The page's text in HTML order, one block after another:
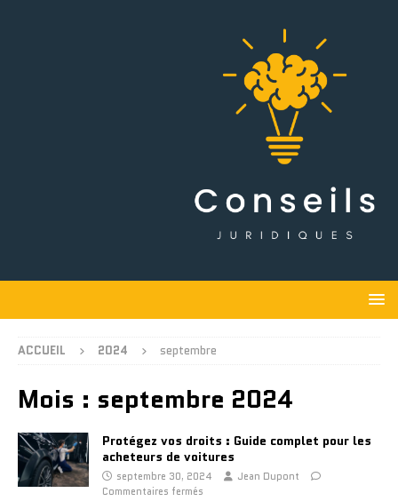
ACCUEIL 2024 septembre
Mois : septembre 2024
Protégez vos droits : Guide complet pour les
acheteurs de voitures
septembre 30, 2024
Jean Dupont
Commentaires fermés